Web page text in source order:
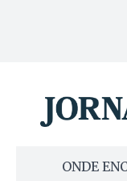
ONDE